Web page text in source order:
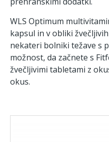
WLS Optimum
kapsul in v obliki
nekateri bolniki težave s
možnost, da začnete s
žvečljivimi tabletami z
okus.